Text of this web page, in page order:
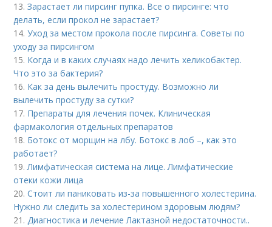
13.Зарастает ли пирсинг пупка. Все о пирсинге: что
делать, если прокол не зарастает?
14.Уход за местом прокола после пирсинга. Советы по
уходу за пирсингом
15. Когда и в каких случаях надо лечить хеликобактер.
Что это за бактерия?
16. Как за день вылечить простуду. Возможно ли
вылечить простуду за сутки?
17. Препараты для лечения почек. Клиническая
фармакология отдельных препаратов
18. Ботокс от морщин на лбу. Ботокс в лоб –, как это
работает?
19.Лимфатическая система на лице. Лимфатические
отеки кожи лица
20.Стоит ли паниковать из-за повышенного холестерина.
Нужно ли следить за холестерином здоровым людям?
21.Диагностика и лечение Лактазной недостаточности..